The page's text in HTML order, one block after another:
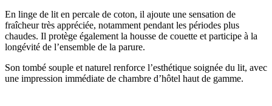
En linge de lit en percale de coton, il ajoute une sensation de
fraîcheur très appréciée, notamment pendant les périodes plus
chaudes. Il protège également la housse de couette et participe à la
longévité de l’ensemble de la parure.
Son tombé souple et naturel renforce l’esthétique soignée du lit, avec
une impression immédiate de chambre d’hôtel haut de gamme.